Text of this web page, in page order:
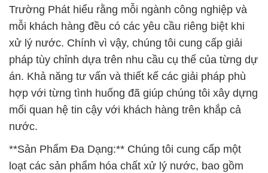
Trường Phát hiểu rằng mỗi ngành công nghiệp và
mỗi khách hàng đều có các yêu cầu riêng biệt khi
xử lý nước. Chính vì vậy, chúng tôi cung cấp giải
pháp tùy chỉnh dựa trên nhu cầu cụ thể của từng dự
án. Khả năng tư vấn và thiết kế các giải pháp phù
hợp với từng tình huống đã giúp chúng tôi xây dựng
mối quan hệ tin cậy với khách hàng trên khắp cả
nước.
**Sản Phẩm Đa Dạng:** Chúng tôi cung cấp một
loạt các sản phẩm hóa chất xử lý nước, bao gồm